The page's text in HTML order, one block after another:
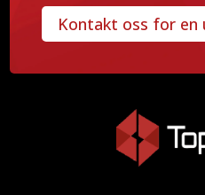
Kontakt oss for